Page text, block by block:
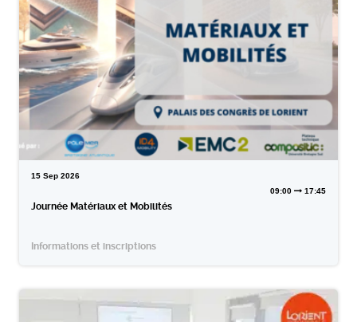
15 Sep 2026
09:00
17:45
Journée Matériaux et Mobilités
Informations et inscriptions